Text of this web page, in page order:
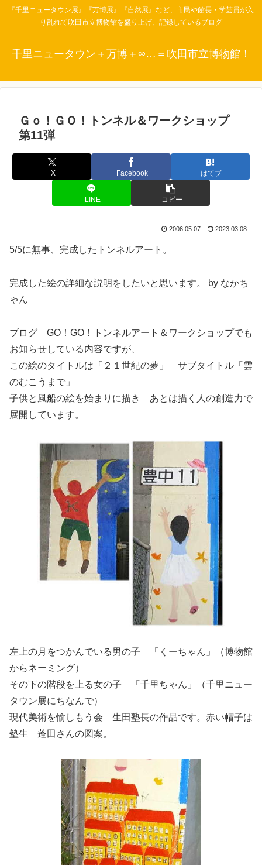
『千里ニュータウン展』『万博展』『自然展』など、市民や館長・学芸員が入
り乱れて吹田市立博物館を盛り上げ、記録しているブログ
千里ニュータウン＋万博＋∞…＝吹田市立博物館！
Ｇｏ！ＧＯ！トンネル＆ワークショップ
第11弾
X Facebook はてブ
LINE コピー
2006.05.07 2023.03.08
5/5に無事、完成したトンネルアート。
完成した絵の詳細な説明をしたいと思います。 by なかち
ゃん
ブログ GO！GO！トンネルアート＆ワークショップでも
お知らせしている内容ですが、
この絵のタイトルは「２１世紀の夢」 サブタイトル「雲
のむこうまで」
子供と風船の絵を始まりに描き あとは描く人の創造力で
展開しています。
左上の月をつかんでいる男の子 「くーちゃん」（博物館
からネーミング）
その下の階段を上る女の子 「千里ちゃん」（千里ニュー
タウン展にちなんで）
現代美術を愉しもう会 生田塾長の作品です。赤い帽子は
塾生 蓬田さんの図案。